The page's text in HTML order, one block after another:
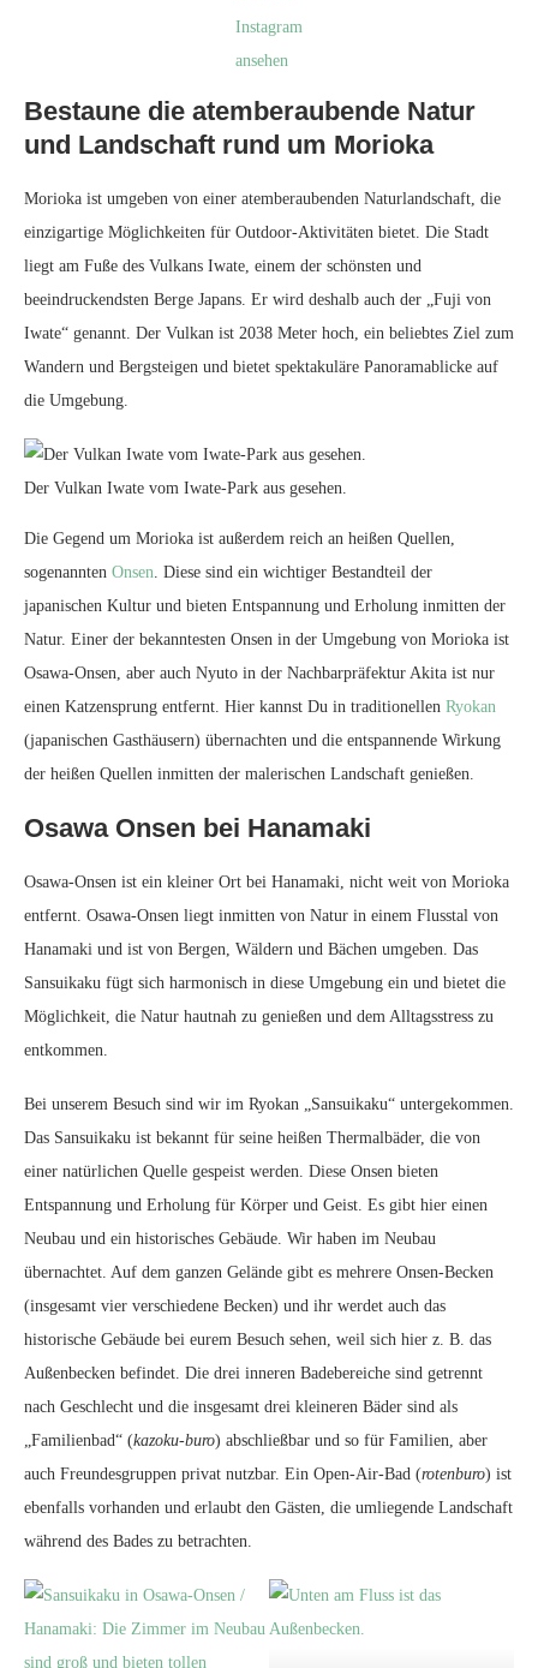
Instagram
ansehen
Bestaune die atemberaubende Natur
und Landschaft rund um Morioka
Morioka ist umgeben von einer atemberaubenden Naturlandschaft, die
einzigartige Möglichkeiten für Outdoor-Aktivitäten bietet. Die Stadt
liegt am Fuße des Vulkans Iwate, einem der schönsten und
beeindruckendsten Berge Japans. Er wird deshalb auch der „Fuji von
Iwate“ genannt. Der Vulkan ist 2038 Meter hoch, ein beliebtes Ziel zum
Wandern und Bergsteigen und bietet spektakuläre Panoramablicke auf
die Umgebung.
Der Vulkan Iwate vom Iwate-Park aus gesehen.
Die Gegend um Morioka ist außerdem reich an heißen Quellen,
sogenannten Onsen. Diese sind ein wichtiger Bestandteil der
japanischen Kultur und bieten Entspannung und Erholung inmitten der
Natur. Einer der bekanntesten Onsen in der Umgebung von Morioka ist
Osawa-Onsen, aber auch Nyuto in der Nachbarpräfektur Akita ist nur
einen Katzensprung entfernt. Hier kannst Du in traditionellen Ryokan
(japanischen Gasthäusern) übernachten und die entspannende Wirkung
der heißen Quellen inmitten der malerischen Landschaft genießen.
Osawa Onsen bei Hanamaki
Osawa-Onsen ist ein kleiner Ort bei Hanamaki, nicht weit von Morioka
entfernt. Osawa-Onsen liegt inmitten von Natur in einem Flusstal von
Hanamaki und ist von Bergen, Wäldern und Bächen umgeben. Das
Sansuikaku fügt sich harmonisch in diese Umgebung ein und bietet die
Möglichkeit, die Natur hautnah zu genießen und dem Alltagsstress zu
entkommen.
Bei unserem Besuch sind wir im Ryokan „Sansuikaku“ untergekommen.
Das Sansuikaku ist bekannt für seine heißen Thermalbäder, die von
einer natürlichen Quelle gespeist werden. Diese Onsen bieten
Entspannung und Erholung für Körper und Geist. Es gibt hier einen
Neubau und ein historisches Gebäude. Wir haben im Neubau
übernachtet. Auf dem ganzen Gelände gibt es mehrere Onsen-Becken
(insgesamt vier verschiedene Becken) und ihr werdet auch das
historische Gebäude bei eurem Besuch sehen, weil sich hier z. B. das
Außenbecken befindet. Die drei inneren Badebereiche sind getrennt
nach Geschlecht und die insgesamt drei kleineren Bäder sind als
„Familienbad“ (kazoku-buro) abschließbar und so für Familien, aber
auch Freundesgruppen privat nutzbar. Ein Open-Air-Bad (rotenburo) ist
ebenfalls vorhanden und erlaubt den Gästen, die umliegende Landschaft
während des Bades zu betrachten.